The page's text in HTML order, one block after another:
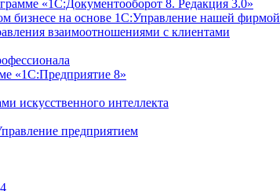
«1С:Документооборот 8. Редакция 3.0»
бизнесе на основе 1С:Управление нашей фирмой
взаимоотношениями с клиентами
«1С:Предприятие 8»
искусственного интеллекта
предприятием